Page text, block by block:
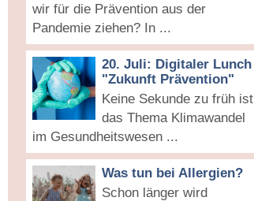
wir für die Prävention aus der
Pandemie ziehen? In ...
20. Juli: Digitaler Lunch
"Zukunft Prävention"
Keine Sekunde zu früh ist
das Thema Klimawandel
im Gesundheitswesen ...
Was tun bei Allergien?
Schon länger wird